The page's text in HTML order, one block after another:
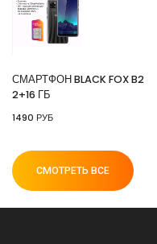
🔥 0 руб. |
⚡ 55" Телевизор
СМАРТФОН BLACK FOX B2
2+16 ГБ
1490 РУБ
СМОТРЕТЬ ВСЕ